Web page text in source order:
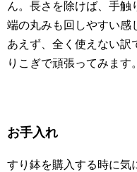
ん。長さを除けば、手触
端の丸みも回しやすい感
あえず、全く使えない訳
りこぎで頑張ってみます。
お手入れ
すり鉢を購入する時に気